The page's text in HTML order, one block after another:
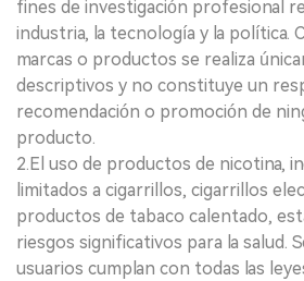
fines de investigación profesional
industria, la tecnología y la política.
marcas o productos se realiza
descriptivos y no constituye un
recomendación o promoción de
producto.
2.El uso de productos de nicotina,
limitados a cigarrillos, cigarrillos
productos de tabaco calentado,
riesgos significativos para la salud.
usuarios cumplan con todas las